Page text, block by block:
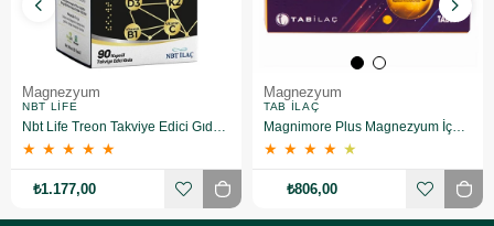
Magnezyum
NBT LIFE
Nbt Life Treon Takviye Edici Gıda 90 Kapsül
★ ★ ★ ★ ★
₺1.177,00
Magnezyum
TAB İLAÇ
Magnimore Plus Magnezyum İçeren Takviye Edici Gıda 60 Kapsül
★ ★ ★ ★ ★
₺806,00